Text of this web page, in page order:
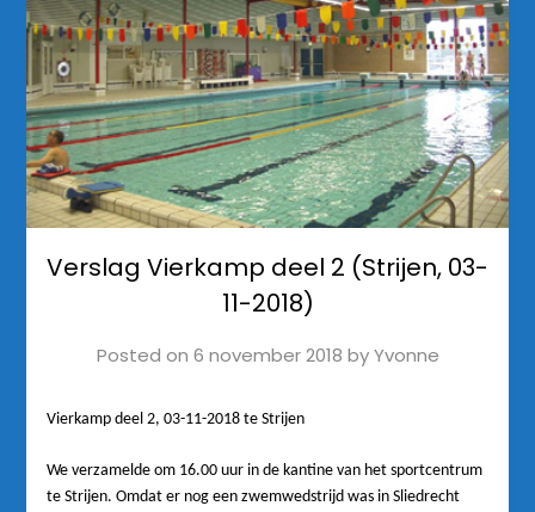
Verslag Vierkamp deel 2 (Strijen, 03-
11-2018)
Posted on 6 november 2018 byYvonne
Vierkamp deel 2, 03-11-2018 te Strijen
We verzamelde om 16.00 uur in de kantine van het sportcentrum
te Strijen. Omdat er nog een zwemwedstrijd was in Sliedrecht